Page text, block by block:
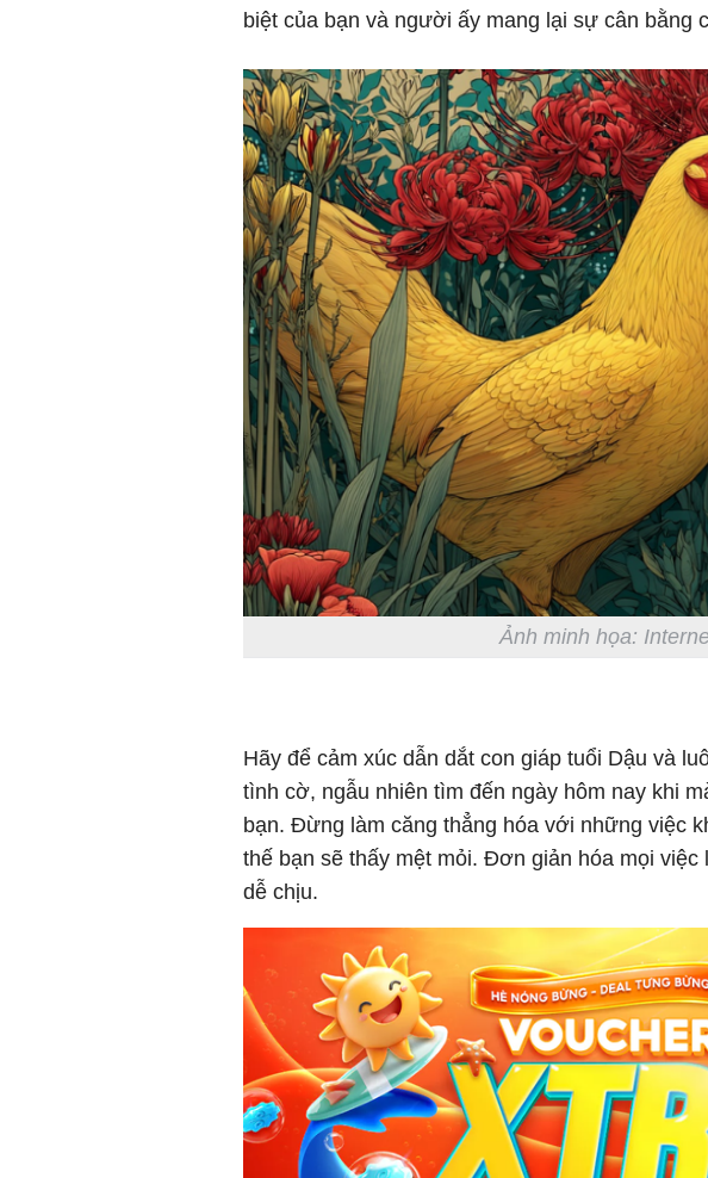
biệt của bạn và người ấy mang lại sự cân bằng
Ảnh minh họa:
Hãy để cảm xúc dẫn dắt con giáp tuổi Dậu và
tình cờ, ngẫu nhiên tìm đến ngày hôm nay khi
bạn. Đừng làm căng thẳng hóa với những việc
thế bạn sẽ thấy mệt mỏi. Đơn giản hóa mọi việc
dễ chịu.